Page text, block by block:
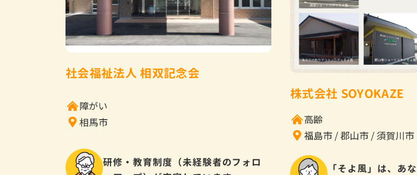
社会福祉法人 相双記念会
障がい
相馬市
研修・教育制度（未経験者のフォロ
株式会社 SOYOKAZE
高齢
福島市 郡山市 須賀川市
「そよ風」は、あ